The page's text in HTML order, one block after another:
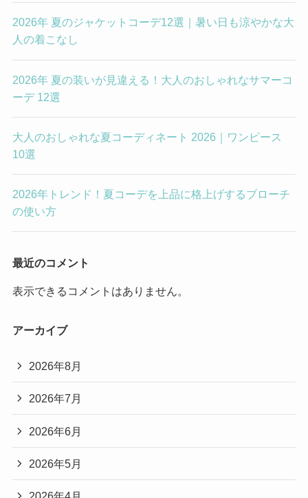
2026年 夏のジャケットコーデ12選｜暑い日も涼やかな大
人の着こなし
2026年 夏の装いが見違える！大人のおしゃれなサマーコ
ーデ 12選
大人のおしゃれな夏コーディネート 2026｜ワンピース
10選
2026年トレンド！夏コーデを上品に格上げするブローチ
の使い方
最近のコメント
表示できるコメントはありません。
アーカイブ
2026年8月
2026年7月
2026年6月
2026年5月